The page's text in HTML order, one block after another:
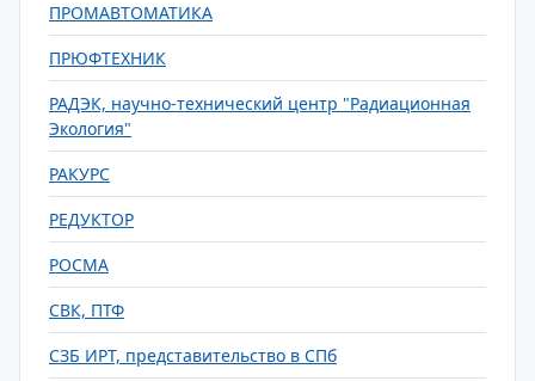
ПРОМАВТОМАТИКА
ПРЮФТЕХНИК
РАДЭК, научно-технический центр "Радиационная
Экология"
РАКУРС
РЕДУКТОР
РОСМА
СВК, ПТФ
СЗБ ИРТ, представительство в СПб